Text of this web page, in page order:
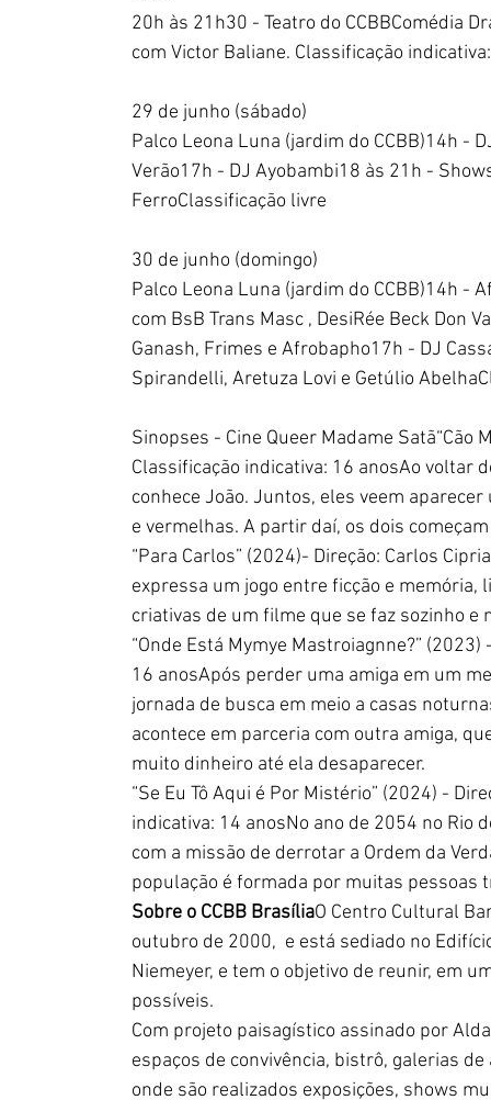
20h às 21h30 - Teatro do CCBBComédia
com Victor Baliane. Classificação
29 de junho (sábado)
Palco Leona Luna (jardim do CCBB)14h -
Verão17h - DJ Ayobambi18 às 21h -
FerroClassificação livre
30 de junho (domingo)
Palco Leona Luna (jardim do CCBB)14h
com BsB Trans Masc , DesiRée Beck Don
Ganash, Frimes e Afrobapho17h - DJ
Spirandelli, Aretuza Lovi e Getúlio
Sinopses - Cine Queer Madame
Classificação indicativa: 16 anosAo voltar
conhece João. Juntos, eles veem
e vermelhas. A partir daí, os dois
“Para Carlos” (2024)- Direção: Carlos
expressa um jogo entre ficção e
criativas de um filme que se faz sozinho e
“Onde Está Mymye Mastroiagnne?”
16 anosApós perder uma amiga em um
jornada de busca em meio a casas
acontece em parceria com outra amiga,
muito dinheiro até ela desaparecer.
“Se Eu Tô Aqui é Por Mistério” (2024) -
indicativa: 14 anosNo ano de 2054 no Rio
com a missão de derrotar a Ordem da
população é formada por muitas pessoas
Sobre o CCBB BrasíliaO Centro Cultural
outubro de 2000,  e está sediado no
Niemeyer, e tem o objetivo de reunir, em
possíveis.
Com projeto paisagístico assinado por
espaços de convivência, bistrô, galerias
onde são realizados exposições, shows